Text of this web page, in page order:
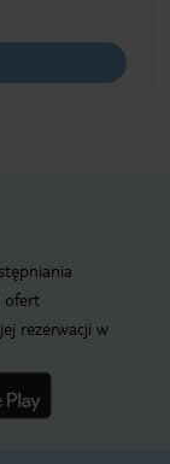
ofert
rezerwacji w